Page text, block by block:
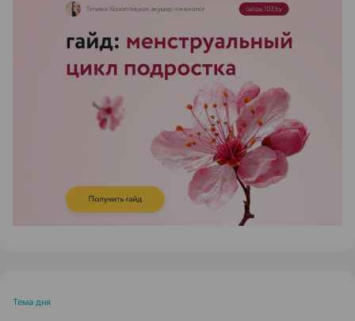
ЭФФЕКТИВНАЯ РЕКЛАМА НА САЙТЕ
Тема дня